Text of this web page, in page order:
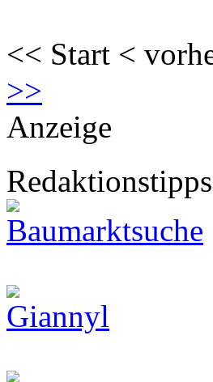
<< Start <
>>
Anzeige
Redaktionstipps